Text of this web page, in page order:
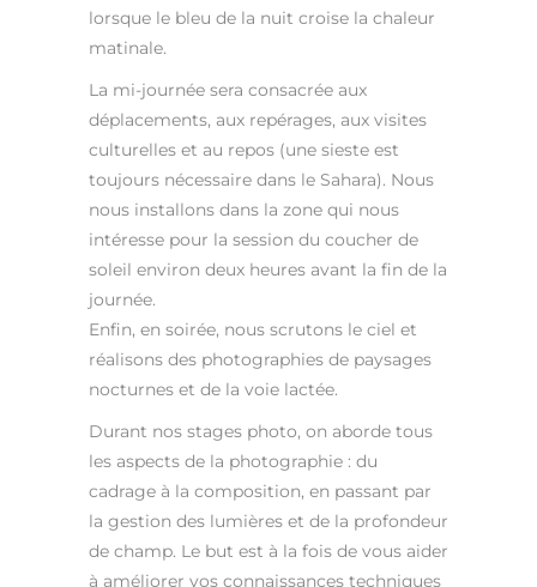
lorsque le bleu de la nuit croise la chaleur
matinale.
La mi-journée sera consacrée aux
déplacements, aux repérages, aux visites
culturelles et au repos (une sieste est
toujours nécessaire dans le Sahara). Nous
nous installons dans la zone qui nous
intéresse pour la session du coucher de
soleil environ deux heures avant la fin de la
journée.
Enfin, en soirée, nous scrutons le ciel et
réalisons des photographies de paysages
nocturnes et de la voie lactée.
Durant nos stages photo, on aborde tous
les aspects de la photographie : du
cadrage à la composition, en passant par
la gestion des lumières et de la profondeur
de champ. Le but est à la fois de vous aider
à améliorer vos connaissances techniques